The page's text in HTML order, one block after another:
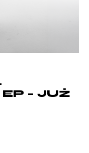
– JUŻ